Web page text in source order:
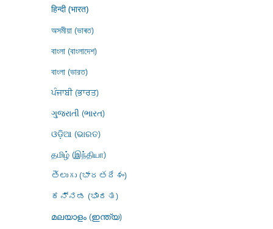
हिन्दी (भारत)
অসমীয়া (ভাৰত)
বাংলা (বাংলাদেশ)
বাংলা (ভারত)
ਪੰਜਾਬੀ (ਭਾਰਤ)
ગુજરાતી (ભારત)
ଓଡ଼ିଆ (ଭାରତ)
தமிழ் (இந்தியா)
తెలుగు (భారతదేశం)
ಕನ್ನಡ (ಭಾರತ)
മലയാളം (ഇന്ത്യ)